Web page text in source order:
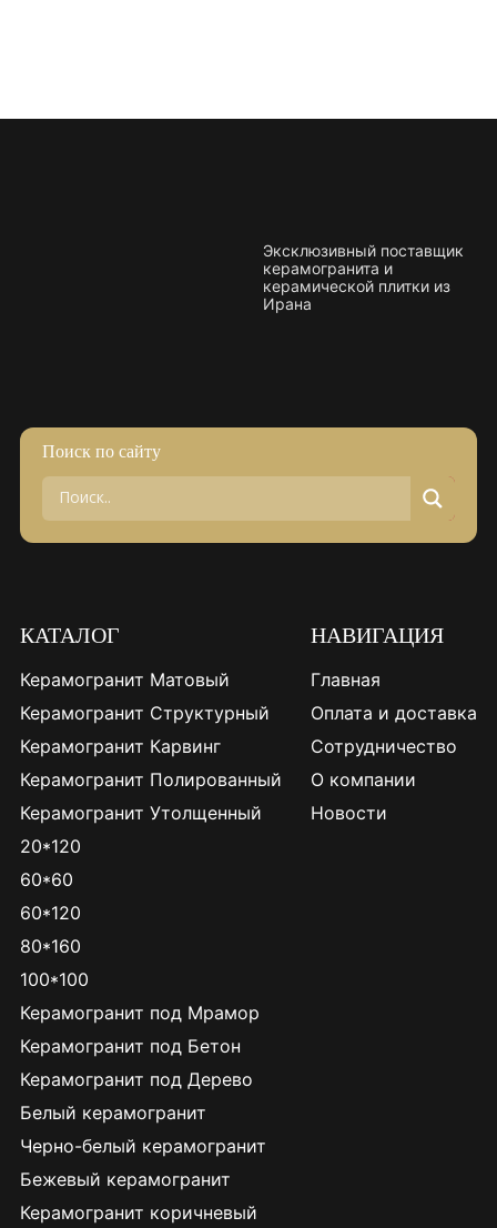
Эксклюзивный поставщик
керамогранита и
керамической плитки из
Ирана
Поиск по сайту
КАТАЛОГ
Керамогранит Матовый
Керамогранит Структурный
Керамогранит Карвинг
Керамогранит Полированный
Керамогранит Утолщенный
20*120
60*60
60*120
80*160
100*100
Керамогранит под Мрамор
Керамогранит под Бетон
Керамогранит под Дерево
Белый керамогранит
Черно-белый керамогранит
Бежевый керамогранит
Керамогранит коричневый
НАВИГАЦИЯ
Главная
Оплата и доставка
Сотрудничество
О компании
Новости